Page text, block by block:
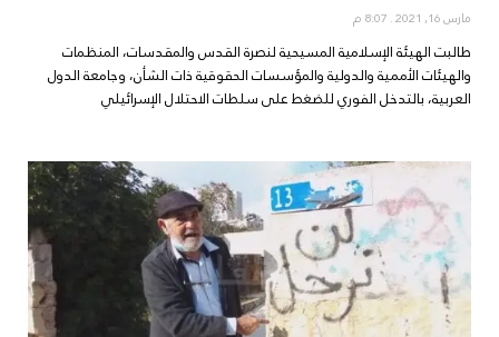
مارس 16, 2021
طالبت الهيئة الإسلامية المسيحية لنصرة القدس والمقدسات، المنظمات
والهيئات الأممية والدولية والمؤسسات الحقوقية ذات الشأن، وجامعة الدول
العربية، بالتدخل الفوري للضغط على سلطات الاحتلال الإسرائيلي